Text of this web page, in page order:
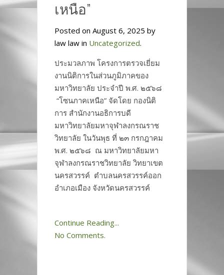
เหนือ”
Posted on August 6, 2025 by
law law in Uncategorized.
ประมวลภาพ โครงการตรวจเยี่ยม
งานนิติการในส่วนภูมิภาคของ
มหาวิทยาลัย ประจำปี พ.ศ. ๒๕๖๘
“โซนภาคเหนือ” จัดโดย กองนิติ
การ สำนักงานอธิการบดี
มหาวิทยาลัยมหาจุฬาลงกรณราช
วิทยาลัย ในวันพุธ ที่ ๒๓ กรกฎาคม
พ.ศ. ๒๕๖๘ ณ มหาวิทยาลัยมหา
จุฬาลงกรณราชวิทยาลัย วิทยาเขต
นครสวรรค์ ตำบลนครสวรรค์ออก
อำเภอเมือง จังหวัดนครสวรรค์
Continue Reading...
No Comments.